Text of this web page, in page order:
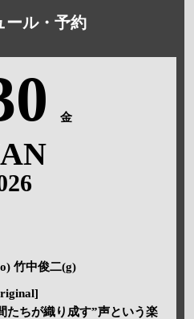
ール・予約
金
竹中俊二(g)
たちが織り成す”声という楽